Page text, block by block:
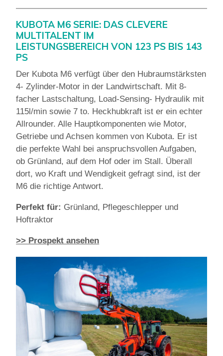
KUBOTA M6 SERIE: DAS CLEVERE
MULTITALENT IM
LEISTUNGSBEREICH VON 123 PS BIS 143
PS
Der Kubota M6 verfügt über den Hubraumstärksten
4- Zylinder-Motor in der Landwirtschaft. Mit 8-
facher Lastschaltung, Load-Sensing- Hydraulik mit
115l/min sowie 7 to. Heckhubkraft ist er ein echter
Allrounder. Alle Hauptkomponenten wie Motor,
Getriebe und Achsen kommen von Kubota. Er ist
die perfekte Wahl bei anspruchsvollen Aufgaben,
ob Grünland, auf dem Hof oder im Stall. Überall
dort, wo Kraft und Wendigkeit gefragt sind, ist der
M6 die richtige Antwort.
Perfekt für: Grünland, Pflegeschlepper und
Hoftraktor
>> Prospekt ansehen